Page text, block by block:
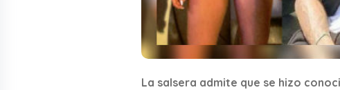
La salsera admite que se hizo